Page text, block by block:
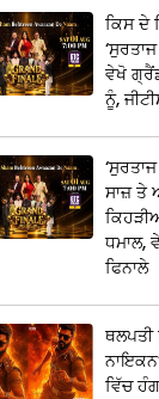
ਕਿਸ ਦੇ
ਵੇਖੋ
ਨੂੰ,
ਸਾਜ਼ ਤੇ
ਧਮਾਲ,
ਫਿਨਾਲੇ
ਥਲਪਤੀ
ਵਿੱਚ